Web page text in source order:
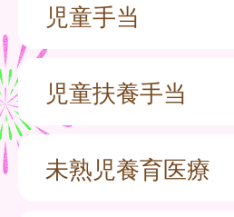
児童手当
児童扶養手当
未熟児養育医療